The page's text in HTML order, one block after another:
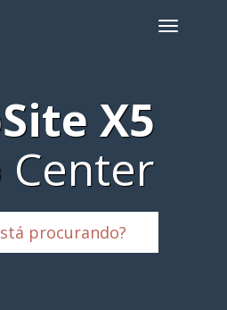
X5
Center